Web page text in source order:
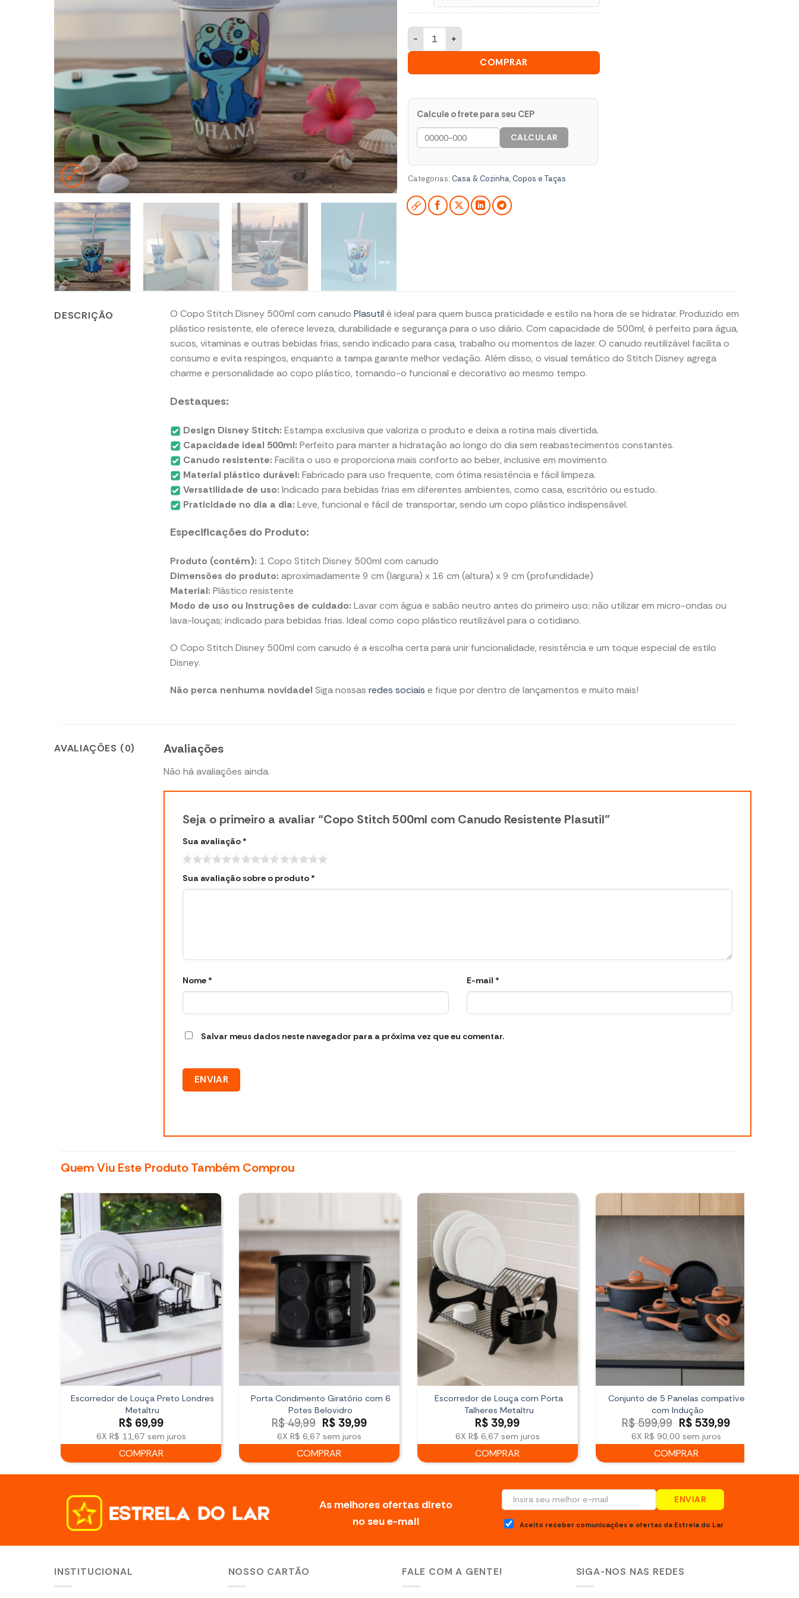
COMPRAR
Calcule o frete para seu CEP
CALCULAR
Categorias: Casa & Cozinha, Copos e Taças
DESCRIÇÃO O Copo Stitch Disney 500ml com canudo Plasutil é ideal para quem busca praticidade e estilo na hora de se hidratar. Produzido em
plástico resistente, ele oferece leveza, durabilidade e segurança para o uso diário. Com capacidade de 500ml, é perfeito para água,
sucos, vitaminas e outras bebidas frias, sendo indicado para casa, trabalho ou momentos de lazer. O canudo reutilizável facilita o
consumo e evita respingos, enquanto a tampa garante melhor vedação. Além disso, o visual temático do Stitch Disney agrega
charme e personalidade ao copo plástico, tornando-o funcional e decorativo ao mesmo tempo.
Destaques:
Design Disney Stitch: Estampa exclusiva que valoriza o produto e deixa a rotina mais divertida.
Capacidade ideal 500ml: Perfeito para manter a hidratação ao longo do dia sem reabastecimentos constantes.
Canudo resistente: Facilita o uso e proporciona mais conforto ao beber, inclusive em movimento.
Material plástico durável: Fabricado para uso frequente, com ótima resistência e fácil limpeza.
Versatilidade de uso: Indicado para bebidas frias em diferentes ambientes, como casa, escritório ou estudo.
Praticidade no dia a dia: Leve, funcional e fácil de transportar, sendo um copo plástico indispensável.
Especificações do Produto:
Produto (contém): 1 Copo Stitch Disney 500ml com canudo
Dimensões do produto: aproximadamente 9 cm (largura) x 16 cm (altura) x 9 cm (profundidade)
Material: Plástico resistente
Modo de uso ou Instruções de cuidado: Lavar com água e sabão neutro antes do primeiro uso; não utilizar em micro-ondas ou
lava-louças; indicado para bebidas frias. Ideal como copo plástico reutilizável para o cotidiano.
O Copo Stitch Disney 500ml com canudo é a escolha certa para unir funcionalidade, resistência e um toque especial de estilo
Disney.
Não perca nenhuma novidade! Siga nossas redes sociais e fique por dentro de lançamentos e muito mais!
AVALIAÇÕES (0) Avaliações
Não há avaliações ainda.
Seja o primeiro a avaliar “Copo Stitch 500ml com Canudo Resistente Plasutil”
Sua avaliação *
Sua avaliação sobre o produto *
Nome * E-mail *
Salvar meus dados neste navegador para a próxima vez que eu comentar.
Quem Viu Este Produto Também Comprou
Escorredor de Louça Preto Londres
Metaltru
R$69,99
6X R$ 11,67 sem juros
COMPRAR
Porta Condimento Giratório com 6
Potes Belovidro
R$49,99 O
preço
original
era:
R$ 49,99.
R$39,99O
atual
R$ 39,99.
6X R$ 6,67 sem juros
COMPRAR
Escorredor de Louça com Porta
Talheres Metaltru
R$ 39,99
6X R$ 6,67 sem juros
COMPRAR
Conjunto de 5 Panelas compatível
com Indução
R$599,99 O
preço
original
era:
R$ 599,99.
R$539,99O
atual
R$ 539,99.
6X R$ 90,00 sem juros
COMPRAR
As melhores ofertas direto
no seu e-mail
ENVIAR
Aceito receber comunicações e ofertas da Estrela do Lar
INSTITUCIONAL NOSSO CARTÃO FALE COM A GENTE! SIGA-NOS NAS REDES